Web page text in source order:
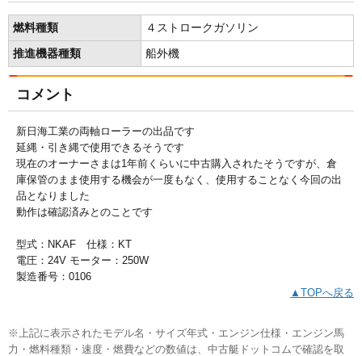
燃料種類 ４ストロークガソリン
推進機器種類 船外機
コメント
新日海工業の両軸ローラーの出品です
延縄・引き縄で使用できるそうです
現在のオーナーさまは1年前くらいに中古購入されたそうですが、倉
庫保管のまま使用する機会が一度もなく、使用することなく今回の出
品となりました
動作は確認済みとのことです
型式：NKAF 仕様：KT
電圧：24V モーター：250W
製造番号：0106
▲TOPへ戻る
※上記に表示されたモデル名・サイズ年式・エンジン仕様・エンジン馬
力・燃料種類・速度・燃費などの数値は、中古艇ドットコムで確認を取